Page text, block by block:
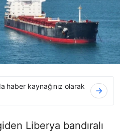
haber kaynağınız olarak
Liberya bandıralı